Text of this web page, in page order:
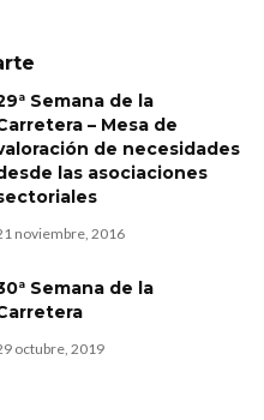
Semana de la
– Mesa de
de necesidades
las asociaciones
noviembre, 2016
Semana de la
octubre, 2019